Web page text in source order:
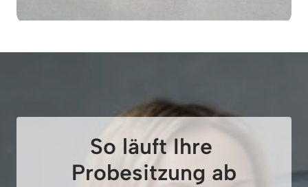
So läuft Ihre
Probesitzung ab